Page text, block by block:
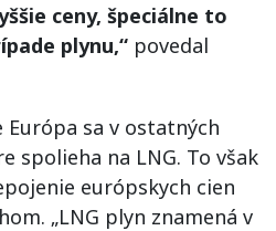
ceny, špeciálne to
plynu,“ povedal
sa v ostatných
spolieha na LNG. To však
európskych cien
„LNG plyn znamená v